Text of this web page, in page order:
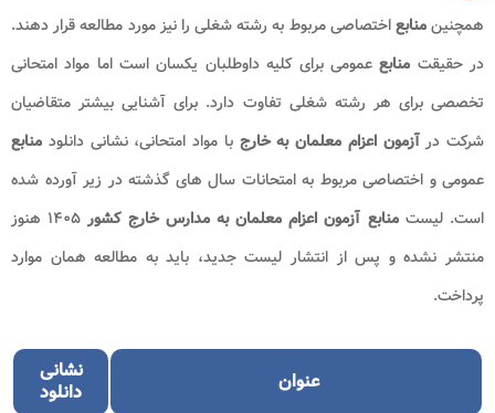
همچنینمنابعاختصاصی مربوط به رشته شغلی را نیز مورد مطالعه قرار دهند.
در حقیقت منابععمومی برای کلیه داوطلبان یکسان است اما مواد امتحانی
تخصصی برای هر رشته شغلی تفاوت دارد. برای آشنایی بیشتر متقاضیان
شرکت درآزمون اعزام معلمان به خارجبا مواد امتحانی، نشانی دانلود منابع
عمومی و اختصاصی مربوط به امتحانات سال های گذشته در زیر آورده شده
است. لیستمنابع آزمون اعزام معلمان به مدارس خارج کشور
۱۴۰۵ هنوز
منتشر نشده و پس از انتشار لیست جدید، باید به مطالعه همان موارد
پرداخت.
عنوان
نشانی
دانلود